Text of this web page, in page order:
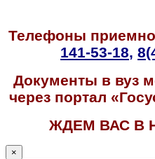
Телефоны
141-53-18,
Документы в вуз
через портал
ЖДЕМ ВАС В
×